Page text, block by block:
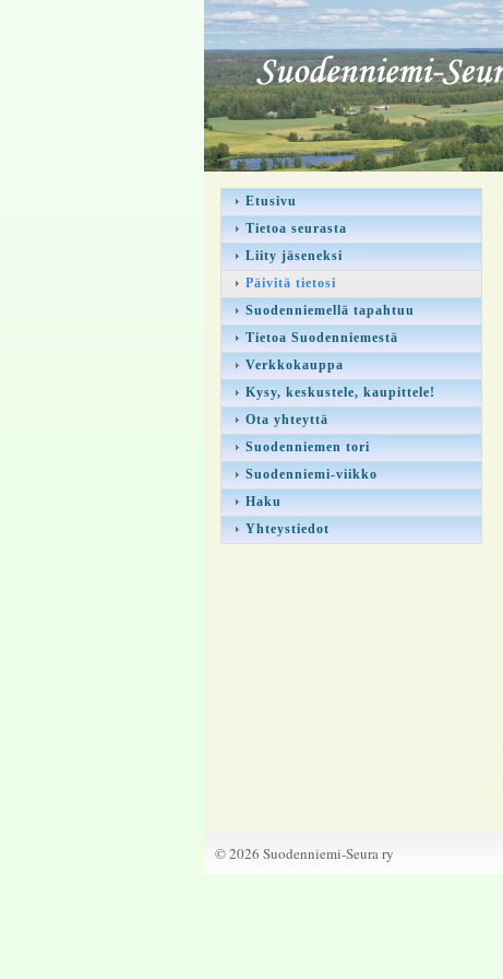
Etusivu
Tietoa seurasta
Liity jäseneksi
Päivitä tietosi
Suodenniemellä tapahtuu
Tietoa Suodenniemestä
Verkkokauppa
Kysy, keskustele, kaupittele!
Ota yhteyttä
Suodenniemen tori
Suodenniemi-viikko
Haku
Yhteystiedot
©2026 Suodenniemi-Seura ry